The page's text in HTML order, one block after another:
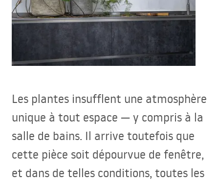
Les plantes insufflent une atmosphère
unique à tout espace — y compris à la
salle de bains. Il arrive toutefois que
cette pièce soit dépourvue de fenêtre,
et dans de telles conditions, toutes les